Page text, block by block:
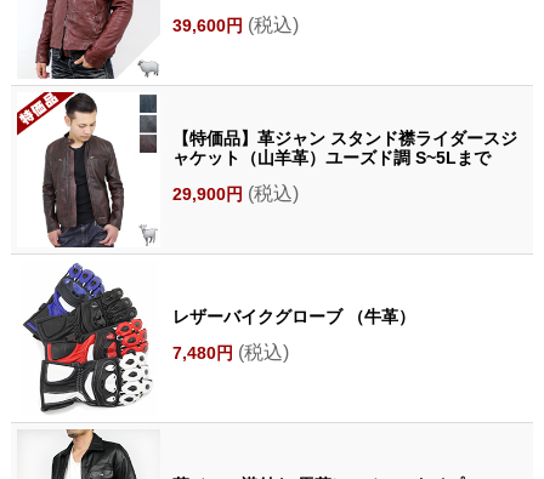
39,600円 (税込)
【特価品】革ジャン スタンド襟ライダースジ
ャケット（山羊革）ユーズド調 S~5Lまで
29,900円 (税込)
レザーバイクグローブ （牛革）
7,480円 (税込)